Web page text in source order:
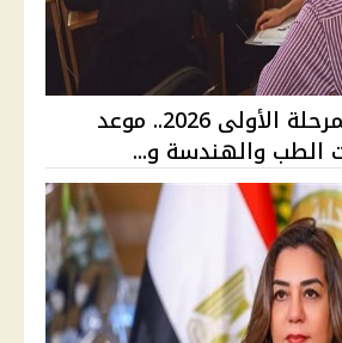
نتيجة تنسيق المرحلة الأولى 2026.. موعد
الطب والهندسة و...